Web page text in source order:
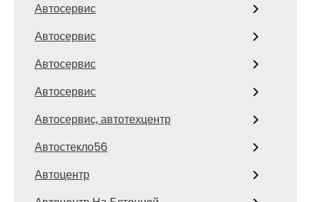
Автосервис
Автосервис
Автосервис
Автосервис
Автосервис, автотехцентр
Автостекло56
Автоцентр